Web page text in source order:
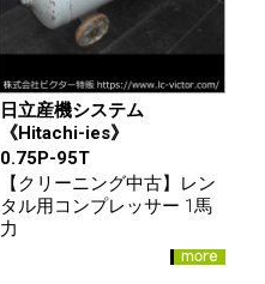
日立産機システム
《Hitachi-ies》
0.75P-95T
【クリーニング中古】レン
タル用コンプレッサー 1馬
力